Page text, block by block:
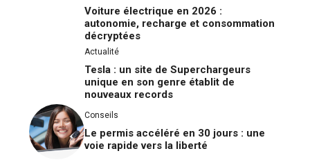
Voiture électrique en 2026 :
autonomie, recharge et consommation
décryptées
Actualité
Tesla : un site de Superchargeurs
unique en son genre établit de
nouveaux records
Conseils
Le permis accéléré en 30 jours : une
voie rapide vers la liberté